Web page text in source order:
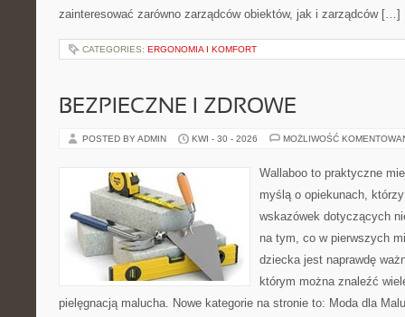
zainteresować zarówno zarządców obiektów, jak i zarządców […]
CATEGORIES: ERGONOMIA I KOMFORT
BEZPIECZNE I ZDROWE
POSTED BY ADMIN KWI - 30 - 2026 MOŻLIWOŚĆ
Wallaboo to praktyczne
myślą o opiekunach,
wskazówek dotyczących
na tym, co w pierwszych
dziecka jest naprawdę
którym można znaleźć
pielęgnacją malucha. Nowe kategorie na stronie to: Moda dla